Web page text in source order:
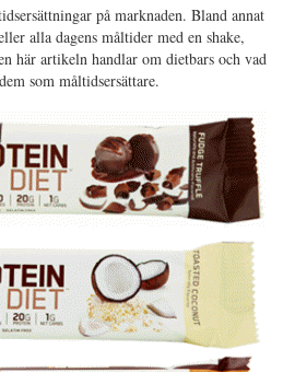
a
i
t
i
o
n
på marknaden. Bland annat
alla dagens måltider med en shake,
här artikeln handlar om dietbars och vad
som måltidsersättare.